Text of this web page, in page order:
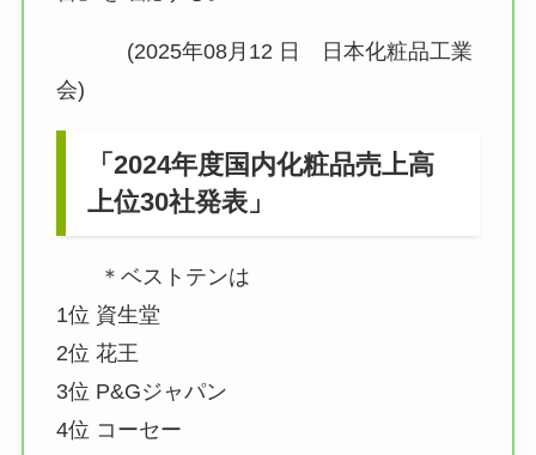
(2025年08月12 日 日本化粧品工業
会)
「2024年度国内化粧品売上高
上位30社発表」
＊ベストテンは
1位 資生堂
2位 花王
3位 P&Gジャパン
4位 コーセー